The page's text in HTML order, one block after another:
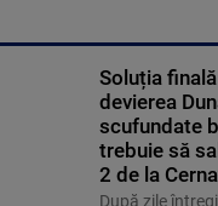
Soluția
devierea
scufundate
trebuie să
2 de la
După zile